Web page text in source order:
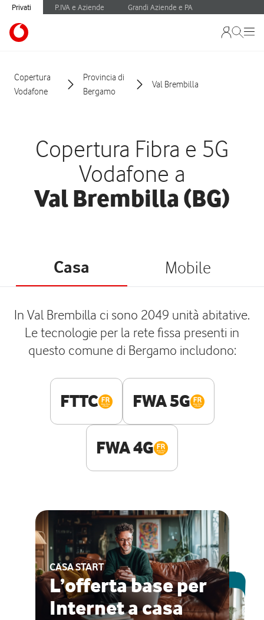
Privati P.IVA e Aziende Grandi Aziende e PA
Copertura
Vodafone
Provincia di
Bergamo
Val Brembilla
Copertura Fibra e 5G
Vodafone a
Val Brembilla (BG)
Casa Mobile
In Val Brembilla ci sono 2049 unità abitative.
Le tecnologie per la rete fissa presenti in
questo comune di Bergamo includono:
FTTC FWA 5G
FWA 4G
CASA START
L’offerta base per
Internet a casa
ESCLUSIVA ONLINE